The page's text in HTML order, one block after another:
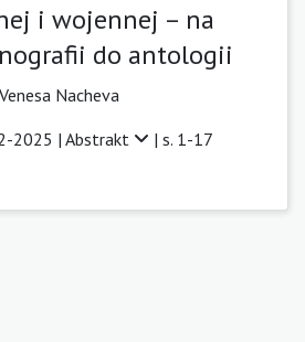
i wojennej – na
do antologii
Venesa Nacheva
2025 | Abstrakt | s. 1-17